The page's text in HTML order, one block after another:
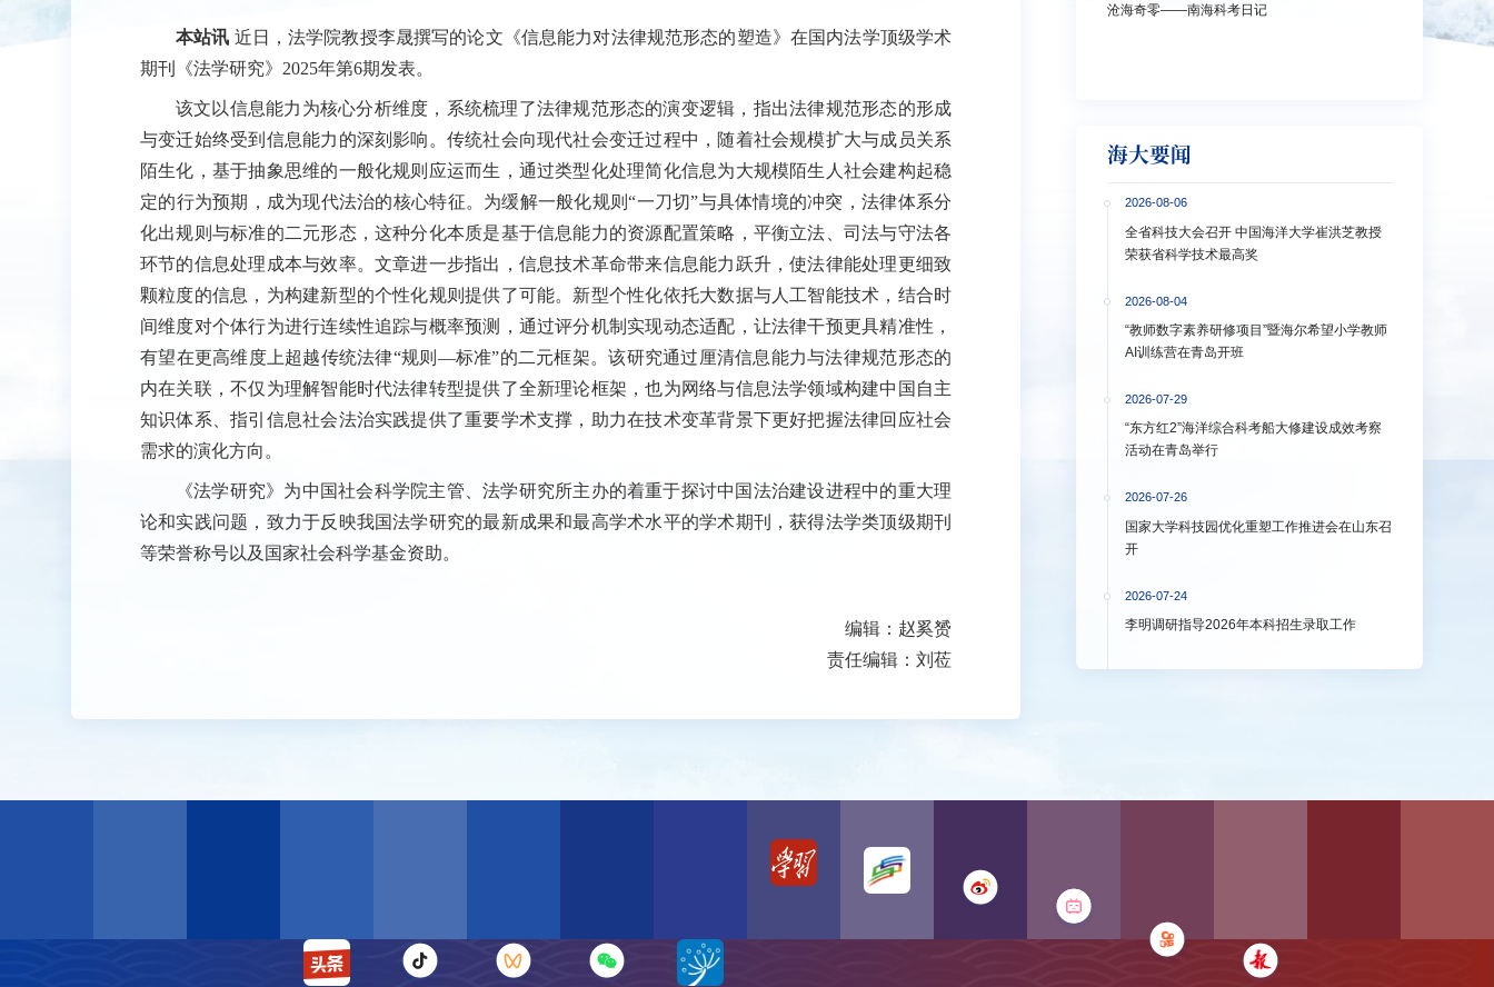
本站讯 近日，法学院教授李晟撰写的论文《信息能力对法律规范形态的塑造》在国内法学顶级学术
期刊《法学研究》2025年第6期发表。
该文以信息能力为核心分析维度，系统梳理了法律规范形态的演变逻辑，指出法律规范形态的形成
与变迁始终受到信息能力的深刻影响。传统社会向现代社会变迁过程中，随着社会规模扩大与成员关系
陌生化，基于抽象思维的一般化规则应运而生，通过类型化处理简化信息为大规模陌生人社会建构起稳
定的行为预期，成为现代法治的核心特征。为缓解一般化规则“一刀切”与具体情境的冲突，法律体系分
化出规则与标准的二元形态，这种分化本质是基于信息能力的资源配置策略，平衡立法、司法与守法各
环节的信息处理成本与效率。文章进一步指出，信息技术革命带来信息能力跃升，使法律能处理更细致
颗粒度的信息，为构建新型的个性化规则提供了可能。新型个性化依托大数据与人工智能技术，结合时
间维度对个体行为进行连续性追踪与概率预测，通过评分机制实现动态适配，让法律干预更具精准性，
有望在更高维度上超越传统法律“规则—标准”的二元框架。该研究通过厘清信息能力与法律规范形态的
内在关联，不仅为理解智能时代法律转型提供了全新理论框架，也为网络与信息法学领域构建中国自主
知识体系、指引信息社会法治实践提供了重要学术支撑，助力在技术变革背景下更好把握法律回应社会
需求的演化方向。
《法学研究》为中国社会科学院主管、法学研究所主办的着重于探讨中国法治建设进程中的重大理
论和实践问题，致力于反映我国法学研究的最新成果和最高学术水平的学术期刊，获得法学类顶级期刊
等荣誉称号以及国家社会科学基金资助。
编辑：赵奚赟
责任编辑：刘莅
沧海奇零——南海科考日记
洋大学多措并
海大要闻
2026-08-06
全省科技大会召开 中国海洋大学崔洪芝教授
荣获省科学技术最高奖
2026-08-04
“教师数字素养研修项目”暨海尔希望小学教师
AI训练营在青岛开班
2026-07-29
“东方红2”海洋综合科考船大修建设成效考察
活动在青岛举行
2026-07-26
国家大学科技园优化重塑工作推进会在山东召
开
2026-07-24
李明调研指导2026年本科招生录取工作